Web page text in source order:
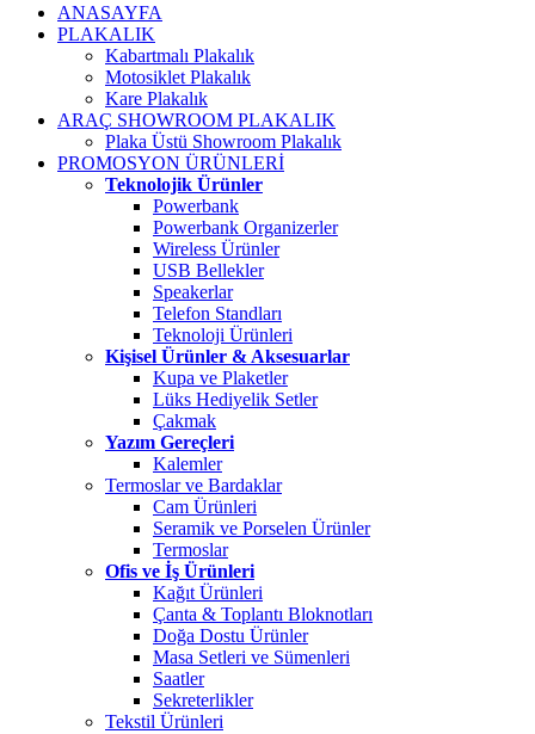
ANASAYFA
PLAKALIK
Kabartmalı Plakalık
Motosiklet Plakalık
Kare Plakalık
ARAÇ SHOWROOM PLAKALIK
Plaka Üstü Showroom Plakalık
PROMOSYON ÜRÜNLERİ
Teknolojik Ürünler
Powerbank
Powerbank Organizerler
Wireless Ürünler
USB Bellekler
Speakerlar
Telefon Standları
Teknoloji Ürünleri
Kişisel Ürünler & Aksesuarlar
Kupa ve Plaketler
Lüks Hediyelik Setler
Çakmak
Yazım Gereçleri
Kalemler
Termoslar ve Bardaklar
Cam Ürünleri
Seramik ve Porselen Ürünler
Termoslar
Ofis ve İş Ürünleri
Kağıt Ürünleri
Çanta & Toplantı Bloknotları
Doğa Dostu Ürünler
Masa Setleri ve Sümenleri
Saatler
Sekreterlikler
Tekstil Ürünleri